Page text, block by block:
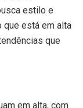
estilo e
que está em alta
que
em alta, com